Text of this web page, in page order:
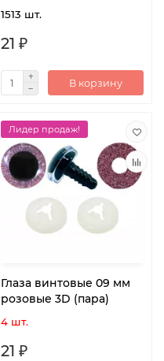
1513 шт.
21 ₽
В корзину
Лидер продаж!
Глаза винтовые 09 мм
розовые 3D (пара)
4 шт.
21 ₽